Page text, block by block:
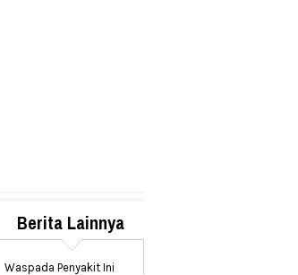
Berita Lainnya
Waspada Penyakit Ini